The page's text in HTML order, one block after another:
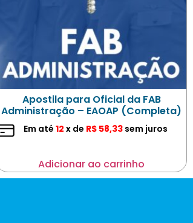
Apostila para Oficial da FAB
Administração – EAOAP (Completa)
Em até 12 x de R$ 58,33 sem juros
Adicionar ao carrinho